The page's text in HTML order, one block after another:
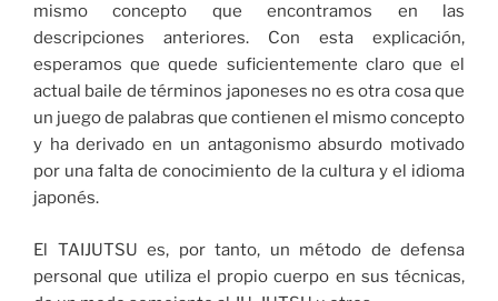
mismo concepto que encontramos en las
descripciones anteriores. Con esta explicación,
esperamos que quede suficientemente claro que el
actual baile de términos japoneses no es otra cosa que
un juego de palabras que contienen el mismo concepto
y ha derivado en un antagonismo absurdo motivado
por una falta de conocimiento de la cultura y el idioma
japonés.
El TAIJUTSU es, por tanto, un método de defensa
personal que utiliza el propio cuerpo en sus técnicas,